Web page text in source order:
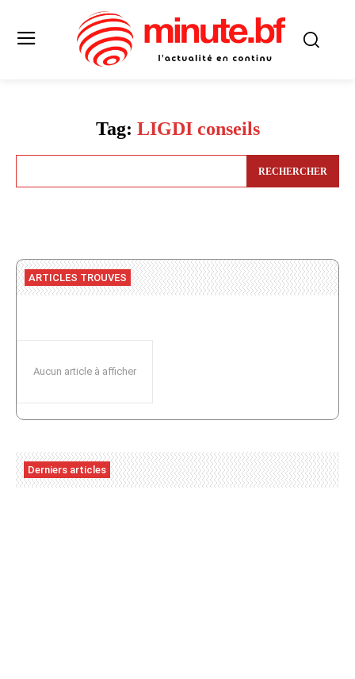
Tag: LIGDI conseils
RECHERCHER
ARTICLES TROUVES
Aucun article à afficher
Derniers articles